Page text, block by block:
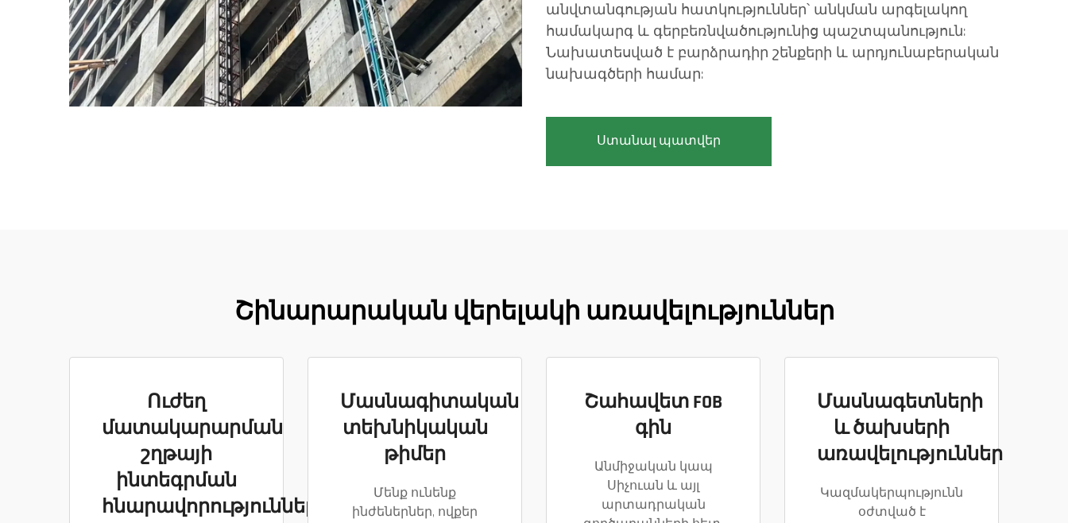
անվտանգության հատկություններ՝ անկման արգելակող
համակարգ և գերբեռնվածությունից պաշտպանություն:
Նախատեսված է բարձրադիր շենքերի և արդյունաբերական
նախագծերի համար:
Ստանալ պատվեր
Շինարարական վերելակի առավելություններ
Ուժեղ
մատակարարման
շղթայի
ինտեգրման
հնարավորություններ
Մասնագիտական
տեխնիկական
թիմեր
Մենք ունենք
ինժեներներ, ովքեր
Շահավետ FOB
գին
Անմիջական կապ
Սիչուան և այլ
արտադրական
Մասնագետների
և ծախսերի
առավելություններ
Կազմակերպությունն
օժտված է